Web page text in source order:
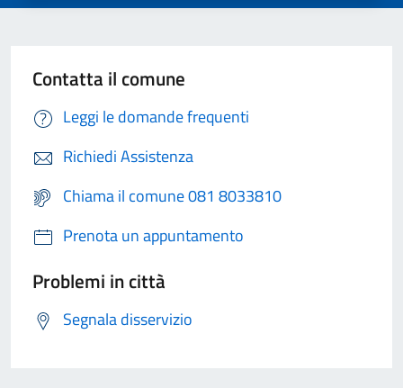
Contatta il comune
Leggi le domande frequenti
Richiedi Assistenza
Chiama il comune 081 8033810
Prenota un appuntamento
Problemi in città
Segnala disservizio